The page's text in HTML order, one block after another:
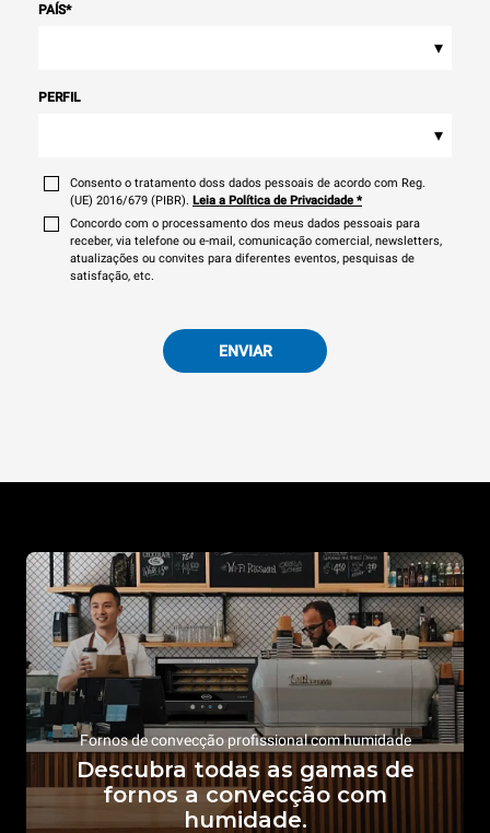
PAÍS*
▾
PERFIL
▾
Consento o tratamento doss dados pessoais de acordo com Reg.
(UE) 2016/679 (PIBR). Leia a Política de Privacidade *
Concordo com o processamento dos meus dados pessoais para
receber, via telefone ou e-mail, comunicação comercial, newsletters,
atualizações ou convites para diferentes eventos, pesquisas de
satisfação, etc.
ENVIAR
Fornos de convecção profissional com humidade
Descubra todas as gamas de
fornos a convecção com
humidade.